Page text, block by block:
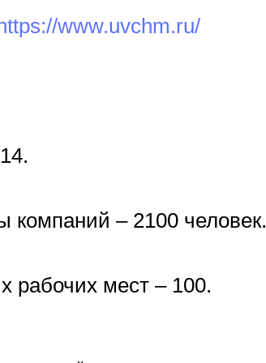
www.uvchm.ru/
компаний – 2100 человек.
рабочих мест – 100.